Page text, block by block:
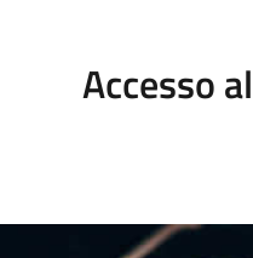
Accesso